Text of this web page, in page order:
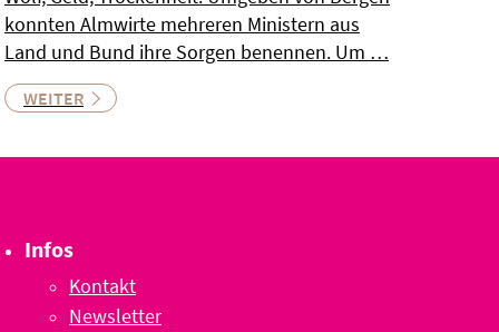
konnten Almwirte mehreren Ministern aus
Land und Bund ihre Sorgen benennen. Um …
WEITER
Infos
Kontakt
Newsletter